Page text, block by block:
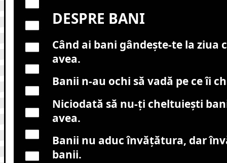
DESPRE BANI
Când ai bani gândeşte-te la ziua
avea.
Banii n-au ochi să vadă pe ce îi
Niciodată să nu-ţi cheltuieşti
avea.
Banii nu aduc învăţătura, dar
banii.